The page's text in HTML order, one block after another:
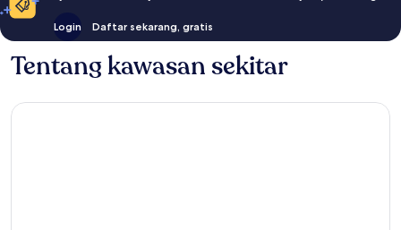
Login Daftar sekarang, gratis
Tentang kawasan sekitar